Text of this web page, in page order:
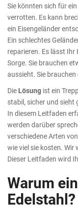
Sie könnten sich für
verrotten. Es kann
ein Eisengeländer
Ein schlechtes
reparieren. Es lässt
Sorge. Sie brauchen
aussieht. Sie
Die Lösung ist ein
stabil, sicher und sieht
In diesem Leitfaden
werden darüber
verschiedene Arten
wie viel sie kosten. Wir
Dieser Leitfaden wird
Warum